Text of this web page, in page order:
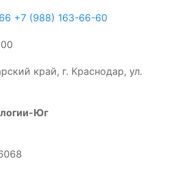
+7 (988) 163-66-60
край, г. Краснодар, ул.
Юг